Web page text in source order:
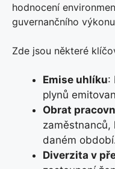
hodnocení
guvernančního
Zde jsou některé
Emise uhlíku:
plynů
Obrat
zaměstnanců,
daném
Diverzita v